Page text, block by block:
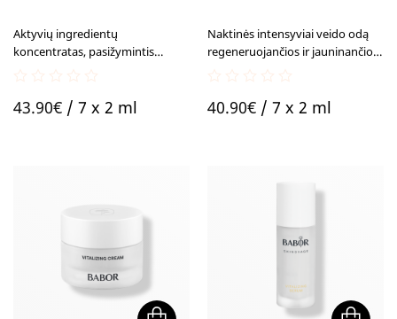
Aktyvių ingredientų
koncentratas, pasižymintis
out
43.90€/ 7 x 2 ml
Naktinės intensyviai veido odą
regeneruojančios ir jauninančios
out
40.90€/ 7 x 2 ml